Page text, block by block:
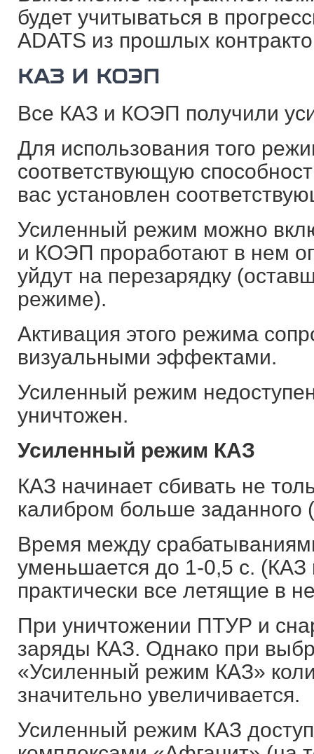
будет учитываться в
ADATS из прошлых
КАЗ И КОЭП
Все КАЗ и КОЭП получили
Для использования того
соответствующую
вас установлен
Усиленный режим можно
и КОЭП проработают в нем
уйдут на перезарядку
режиме).
Активация этого режима
визуальными эффектами.
Усиленный режим
уничтожен.
Усиленный режим КАЗ
КАЗ начинает сбивать не
калибром больше заданного
Время между
уменьшается до 1-0,5 с. (КАЗ
практически все летящие в
При уничтожении ПТУР и
заряды КАЗ. Однако при
«Усиленный режим КАЗ»
значительно увеличивается.
Усиленный режим КАЗ